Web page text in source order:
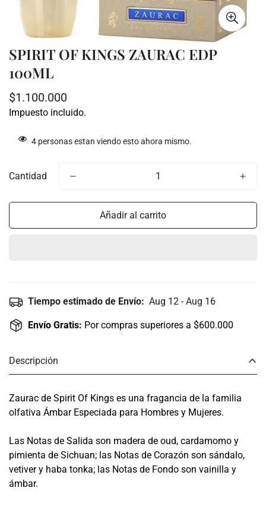
SPIRIT OF KINGS ZAURAC EDP
100ML
Precio
regular
$1.100.000
Impuesto incluido.
4 personas estan viendo esto ahora mismo.
Cantidad
Añadir al carrito
Tiempo estimado de Envío: Aug 12 - Aug 16
Envío Gratis: Por compras superiores a $600.000
Descripción
Zaurac de Spirit Of Kings es una fragancia de la familia
olfativa Ámbar Especiada para Hombres y Mujeres.
Las Notas de Salida son madera de oud, cardamomo y
pimienta de Sichuan; las Notas de Corazón son sándalo,
vetiver y haba tonka; las Notas de Fondo son vainilla y
ámbar.